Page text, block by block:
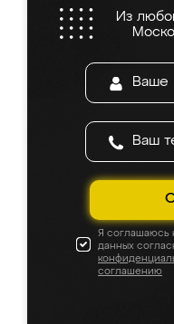
Из
Я соглашаюсь
данных
соглашению